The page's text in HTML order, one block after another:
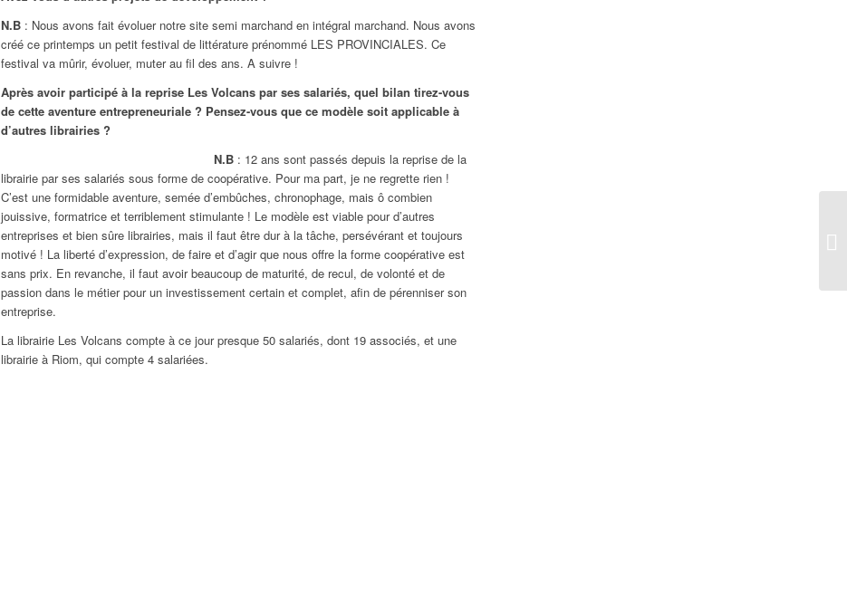
N.B: Nous avons fait évoluer notre site semi marchand en intégral marchand. Nous avons
créé ce printemps un petit festival de littérature prénommé LES PROVINCIALES. Ce
festival va mûrir, évoluer, muter au fil des ans. A suivre !
Après avoir participé à la reprise Les Volcans par ses salariés, quel bilan tirez-vous
de cette aventure entrepreneuriale ? Pensez-vous que ce modèle soit applicable à
d’autres librairies ?
N.B: 12 ans sont passés depuis la reprise de la
librairie par ses salariés sous forme de coopérative. Pour ma part, je ne regrette rien !
C’est une formidable aventure, semée d’embûches, chronophage, mais ô combien
jouissive, formatrice et terriblement stimulante ! Le modèle est viable pour d’autres
entreprises et bien sûre librairies, mais il faut être dur à la tâche, persévérant et toujours
motivé ! La liberté d’expression, de faire et d’agir que nous offre la forme coopérative est
sans prix. En revanche, il faut avoir beaucoup de maturité, de recul, de volonté et de
passion dans le métier pour un investissement certain et complet, afin de pérenniser son
entreprise.
La librairie Les Volcans compte à ce jour presque 50 salariés, dont 19 associés, et une
librairie à Riom, qui compte 4 salariées.